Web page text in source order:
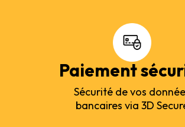
Paiement
Sécurité de vos
bancaires via 3D